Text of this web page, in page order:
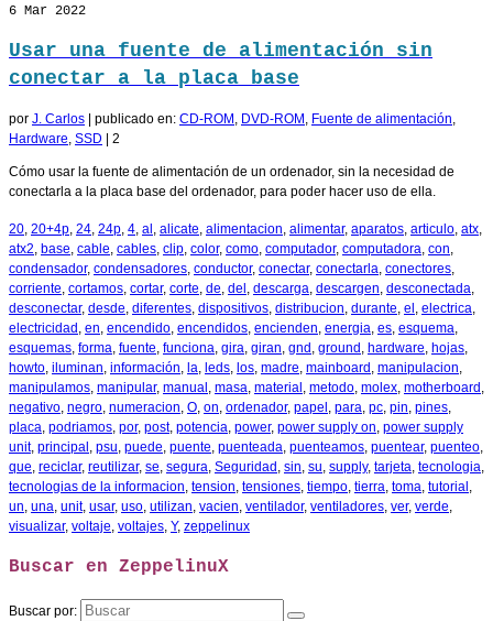
6 Mar 2022
Usar una fuente de alimentación sin
conectar a la placa base
por J. Carlos publicado en: CD-ROM , DVD-ROM , Fuente de alimentación,
Hardware, SSD 2
Cómo usar la fuente de alimentación de un ordenador, sin la necesidad de
conectarla a la placa base del ordenador, para poder hacer uso de ella.
20, 20+4p, 24, 24p, 4, al , alicate, alimentacion, alimentar, aparatos, articulo, atx,
atx2, base, cable, cables, clip, color, como, computador, computadora, con,
condensador, condensadores, conductor, conectar, conectarla, conectores,
corriente, cortamos, cortar, corte, de, del , descarga, descargen, desconectada,
desconectar, desde, diferentes, dispositivos, distribucion, durante, el , electrica,
electricidad , en, encendido, encendidos, encienden, energia, es, esquema,
esquemas, forma, fuente, funciona, gira, giran, gnd , ground , hardware, hojas,
howto, iluminan, información, la, leds, los, madre, mainboard , manipulacion,
manipulamos, manipular, manual , masa, material , metodo, molex, motherboard ,
negativo, negro, numeracion, O, on, ordenador, papel , para, pc, pin, pines,
placa, podriamos, por, post, potencia, power, power supply on, power supply
unit, principal , psu, puede, puente, puenteada, puenteamos, puentear, puenteo,
que, reciclar, reutilizar, se, segura, Seguridad , sin, su, supply, tarjeta, tecnologia,
tecnologias de la informacion, tension, tensiones, tiempo, tierra, toma, tutorial ,
un, una, unit, usar, uso, utilizan, vacien, ventilador, ventiladores, ver, verde,
visualizar, voltaje, voltajes, Y, zeppelinux
Buscar en ZeppelinuX
Buscar por: